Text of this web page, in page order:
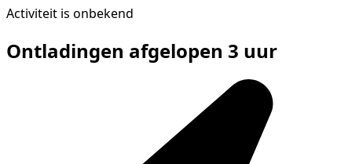
Activiteit is onbekend
Ontladingen afgelopen 3 uur